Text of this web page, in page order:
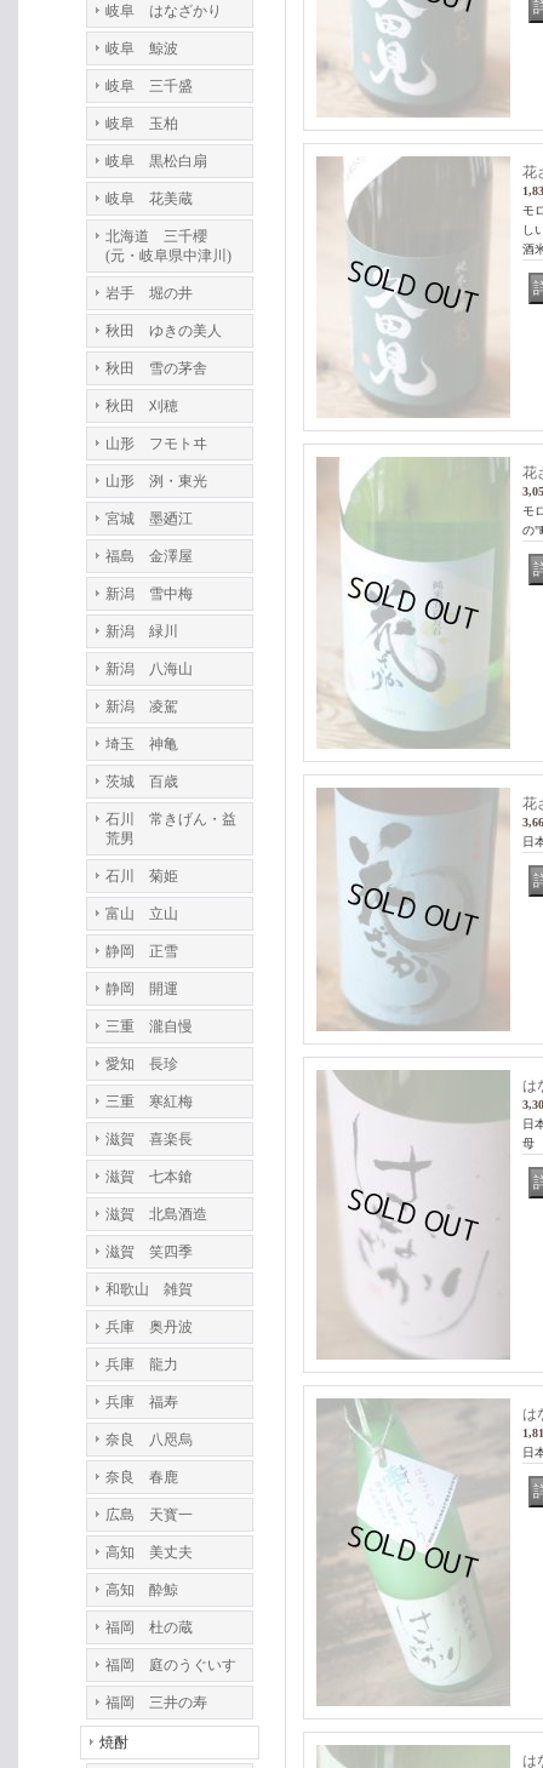
岐阜 はなざかり
岐阜 鯨波
岐阜 三千盛
岐阜 玉柏
岐阜 黒松白扇
岐阜 花美蔵
北海道 三千櫻
(元・岐阜県中津川)
岩手 堀の井
秋田 ゆきの美人
秋田 雪の茅舎
秋田 刈穂
山形 フモトヰ
山形 洌・東光
宮城 墨廼江
福島 金澤屋
新潟 雪中梅
新潟 緑川
新潟 八海山
新潟 凌駕
埼玉 神亀
茨城 百歳
石川 常きげん・益
荒男
石川 菊姫
富山 立山
静岡 正雪
静岡 開運
三重 瀧自慢
愛知 長珍
三重 寒紅梅
滋賀 喜楽長
滋賀 七本鎗
滋賀 北島酒造
滋賀 笑四季
和歌山 雑賀
兵庫 奥丹波
兵庫 龍力
兵庫 福寿
奈良 八咫烏
奈良 春鹿
広島 天寳一
高知 美丈夫
高知 酔鯨
福岡 杜の蔵
福岡 庭のうぐいす
福岡 三井の寿
焼酎
花
モ
し
酒
花
モ
の"
花
日
は
日
は
日
は